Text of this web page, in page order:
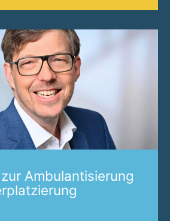
Ambulantisierung